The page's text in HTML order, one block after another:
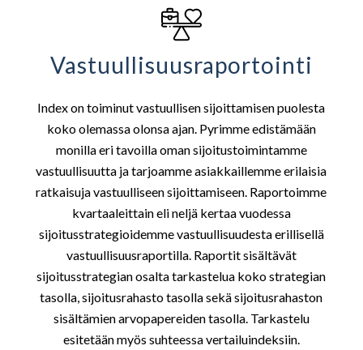
Vastuullisuusraportointi
Index on toiminut vastuullisen sijoittamisen puolesta
koko olemassa olonsa ajan. Pyrimme edistämään
monilla eri tavoilla oman sijoitustoimintamme
vastuullisuutta ja tarjoamme asiakkaillemme erilaisia
ratkaisuja vastuulliseen sijoittamiseen. Raportoimme
kvartaaleittain eli neljä kertaa vuodessa
sijoitusstrategioidemme vastuullisuudesta erillisellä
vastuullisuusraportilla. Raportit sisältävät
sijoitusstrategian osalta tarkastelua koko strategian
tasolla, sijoitusrahasto tasolla sekä sijoitusrahaston
sisältämien arvopapereiden tasolla. Tarkastelu
esitetään myös suhteessa vertailuindeksiin.